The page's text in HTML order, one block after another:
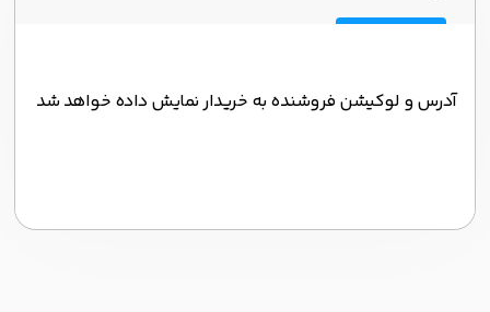
آدرس و لوکیشن فروشنده به خریدار نمایش داده خواهد شد